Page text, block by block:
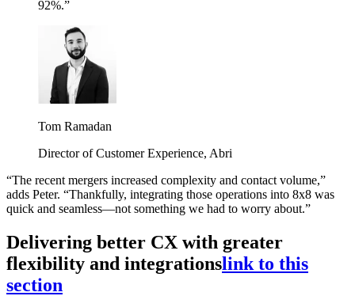
92%.”
Tom Ramadan
Director of Customer Experience, Abri
“The recent mergers increased complexity and contact volume,”
adds Peter. “Thankfully, integrating those operations into 8x8 was
quick and seamless—not something we had to worry about.”
Delivering better CX with greater
flexibility and integrationslink to this
section